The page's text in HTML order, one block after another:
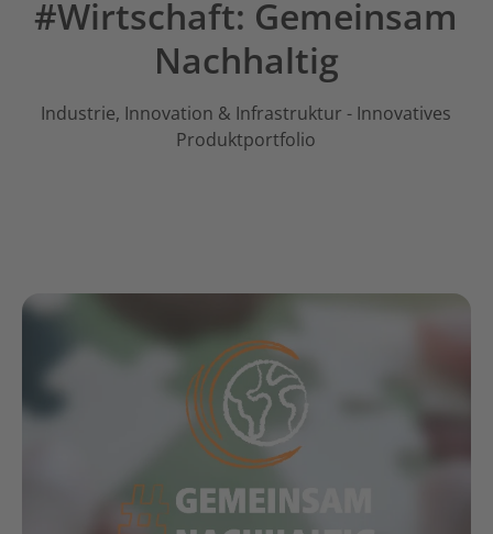
#Wirtschaft: Gemeinsam
Nachhaltig
Industrie, Innovation & Infrastruktur - Innovatives
Produktportfolio